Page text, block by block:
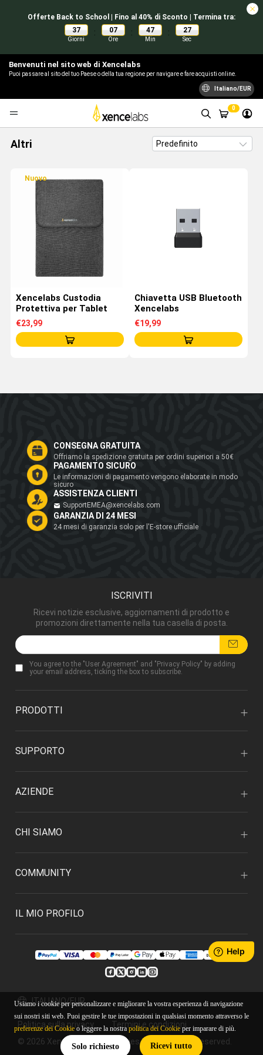
Offerte Back to School | Fino al 40% di Sconto | Termina tra:
37
Giorni
: 07
Ore
: 47
Min
: 27
Sec
Benvenuti nel sito web di Xencelabs
Puoi passare al sito del tuo Paese o della tua regione per navigare e fare acquisti online.
Italiano/EUR
0
Altri
Nuovo
Xencelabs Custodia
Protettiva per Tablet
€23,99
Chiavetta USB Bluetooth
Xencelabs
€19,99
CONSEGNA GRATUITA
Offriamo la spedizione gratuita per ordini superiori a 50€
PAGAMENTO SICURO
Le informazioni di pagamento vengono elaborate in modo
sicuro
ASSISTENZA CLIENTI
SupportEMEA@xencelabs.com
GARANZIA DI 24 MESI
24 mesi di garanzia solo per l'E-store ufficiale
ISCRIVITI
Ricevi notizie esclusive, aggiornamenti di prodotto e
promozioni direttamente nella tua casella di posta.
You agree to the "User Agreement" and " Privacy Policy" by adding
your email address, ticking the box to subscribe.
PRODOTTI
SUPPORTO
AZIENDE
CHI SIAMO
COMMUNITY
IL MIO PROFILO
ITALIANO/EUR
Politica sulla privacy
Termini e condizioni
© 2026 Xencelabs Technologies Ltd. All Rights Reserved.
Usiamo i cookie per personalizzare e migliorare la vostra esperienza di navigazione
sui nostri siti web. Puoi gestire le tue impostazioni in qualsiasi momento attraverso le
preferenze dei Cookieo leggere la nostrapolitica dei Cookieper imparare di più.
Solo richiesto Ricevi tutto